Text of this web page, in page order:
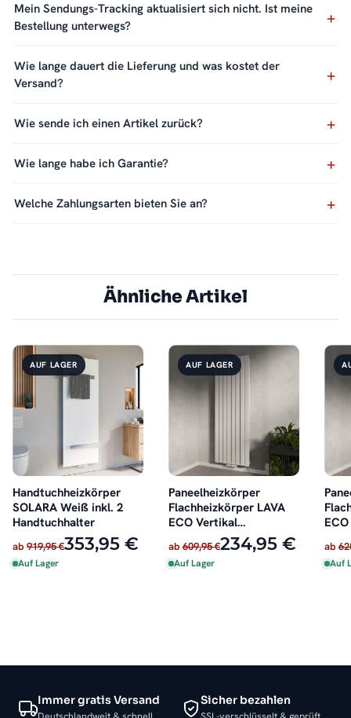
Mein Sendungs-Tracking aktualisiert sich nicht. Ist meine
Bestellung unterwegs?
Wie lange dauert die Lieferung und was kostet der
Versand?
Wie sende ich einen Artikel zurück?
Wie lange habe ich Garantie?
Welche Zahlungsarten bieten Sie an?
Ähnliche Artikel
AUF LAGER
Handtuchheizkörper
SOLARA Weiß inkl. 2
Handtuchhalter
ab 919,95 €353,95 €
Auf Lager
AUF LAGER
Paneelheizkörper
Flachheizkörper LAVA
ECO Vertikal
Doppellagig Weiß
ab 609,95 €234,95 €
Auf Lager
ab
Auf
Immer gratis Versand Sicher bezahlen